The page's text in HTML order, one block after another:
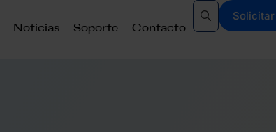
Noticias Soporte Contacto